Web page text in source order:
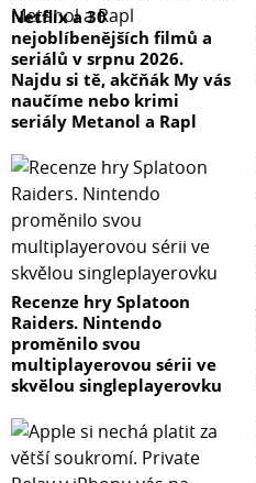
Netflix a 30
nejoblíbenějších filmů a
seriálů v srpnu 2026.
Najdu si tě, akčňák My vás
naučíme nebo krimi
seriály Metanol a Rapl
Recenze hry Splatoon
Raiders. Nintendo
proměnilo svou
multiplayerovou sérii ve
skvělou singleplayerovku